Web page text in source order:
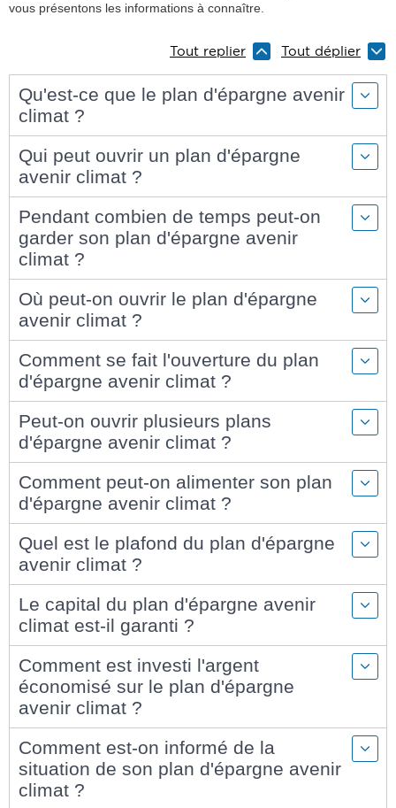
vous présentons les informations à connaître.
Tout replier Tout déplier
Qu'est-ce que le plan d'épargne avenir
climat ?
Qui peut ouvrir un plan d'épargne
avenir climat ?
Pendant combien de temps peut-on
garder son plan d'épargne avenir
climat ?
Où peut-on ouvrir le plan d'épargne
avenir climat ?
Comment se fait l'ouverture du plan
d'épargne avenir climat ?
Peut-on ouvrir plusieurs plans
d'épargne avenir climat ?
Comment peut-on alimenter son plan
d'épargne avenir climat ?
Quel est le plafond du plan d'épargne
avenir climat ?
Le capital du plan d'épargne avenir
climat est-il garanti ?
Comment est investi l'argent
économisé sur le plan d'épargne
avenir climat ?
Comment est-on informé de la
situation de son plan d'épargne avenir
climat ?